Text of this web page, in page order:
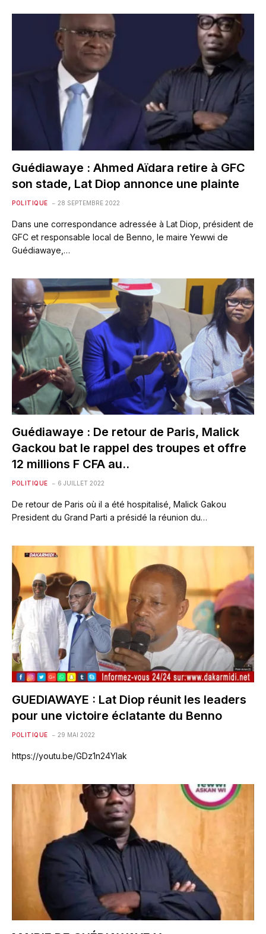
Guédiawaye : Ahmed Aïdara retire à GFC
son stade, Lat Diop annonce une plainte
POLITIQUE 28 SEPTEMBRE 2022
Dans une correspondance adressée à Lat Diop, président de
GFC et responsable local de Benno, le maire Yewwi de
Guédiawaye,…
Guédiawaye : De retour de Paris, Malick
Gackou bat le rappel des troupes et offre
12 millions F CFA au..
POLITIQUE 6 JUILLET 2022
De retour de Paris où il a été hospitalisé, Malick Gakou
President du Grand Parti a présidé la réunion du…
GUEDIAWAYE : Lat Diop réunit les leaders
pour une victoire éclatante du Benno
POLITIQUE 29 MAI 2022
https://youtu.be/GDz1n24YIak